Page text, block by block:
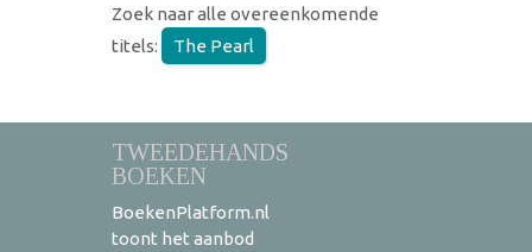
Zoek naar alle overeenkomende
titels:
The Pearl
TWEEDEHANDS
BOEKEN
BoekenPlatform.nl
toont het aanbod